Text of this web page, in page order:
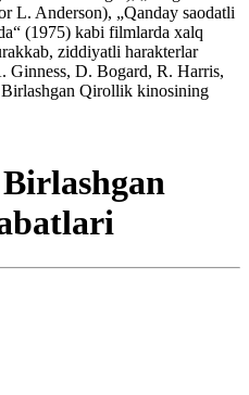
L. Anderson), „Qanday saodatli
(1975) kabi filmlarda xalq
ziddiyatli harakterlar
Ginness, D. Bogard, R. Harris,
Qirollik kinosining